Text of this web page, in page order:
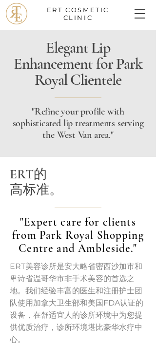
ERTCOSMETIC
CLINIC
Elegant Lip
Enhancement for Park
Royal Clientele
"Refine your profile with
sophisticated lip treatments serving
the West Van area."
ERT的
高标准。
"Expert care for clients
from Park Royal Shopping
Centre and Ambleside."
ERT美容诊所是安大略省密西沙加市和
卑诗省温哥华市非手术美容的首选之
地。我们经验丰富的医生和注册护士团
队使用加拿大卫生部和美国FDA认证的
设备，在舒适宜人的诊所环境中为您提
供优质治疗，诊所环境堪比豪华水疗中
心。